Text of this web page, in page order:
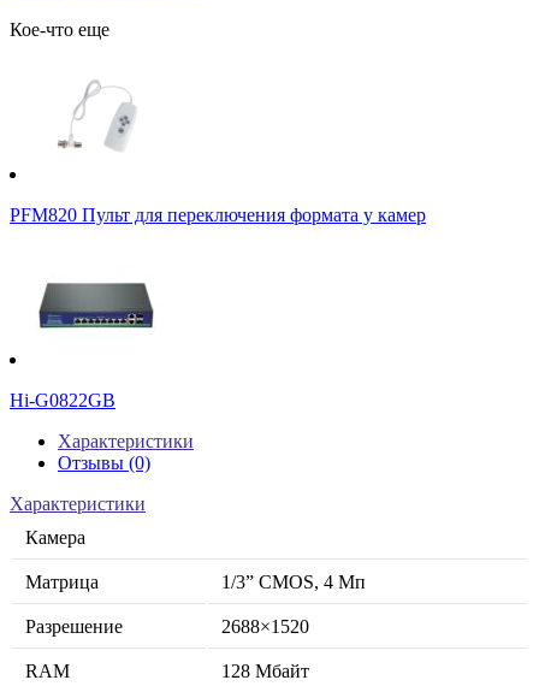
Кое-что еще
PFM820 Пульт для переключения формата у камер
Hi-G0822GB
Характеристики
Отзывы (0)
Характеристики
Камера
Матрица 1/3” CMOS, 4 Мп
Разрешение 2688×1520
RAM 128 Мбайт